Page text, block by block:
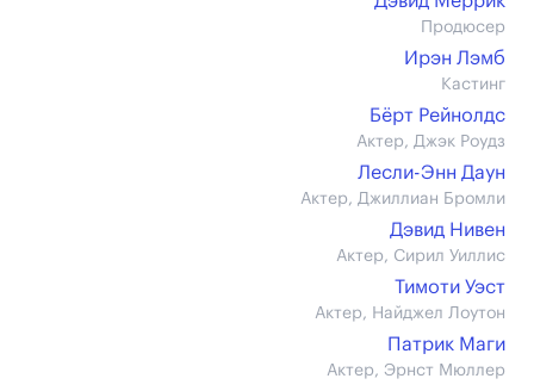
Продюсер
Ирэн Лэмб
Кастинг
Бёрт Рейнолдс
Актер, Джэк Роудз
Лесли-Энн Даун
Актер, Джиллиан Бромли
Дэвид Нивен
Актер, Сирил Уиллис
Тимоти Уэст
Актер, Найджел Лоутон
Патрик Маги
Актер, Эрнст Мюллер